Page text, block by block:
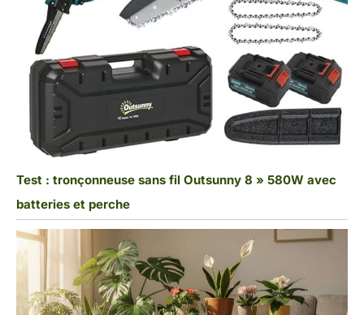
Test : tronçonneuse sans fil Outsunny 8 » 580W avec
batteries et perche